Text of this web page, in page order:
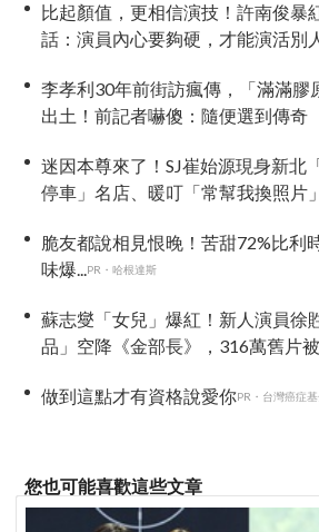
比起顏值，更相信演技！許南俊暴
話：演員內心要夠硬，才能演活別
李孝利30年前街訪瘋傳，「滿滿膠
出土！前記者嚇傻：隨便選到傳奇
迷因本尊來了！SJ崔始源現身新北
停車」名店、暖叮「常幫我換照片
脆友都說相見恨晚！苦甜72%比利
味爆...PR・哈根達斯
蘇志燮「女兒」爆紅！新人演員徐
品」空降《金部長》，316萬舊片
做到這點才有資格說愛你PR・台灣癌症
您也可能喜歡這些文章